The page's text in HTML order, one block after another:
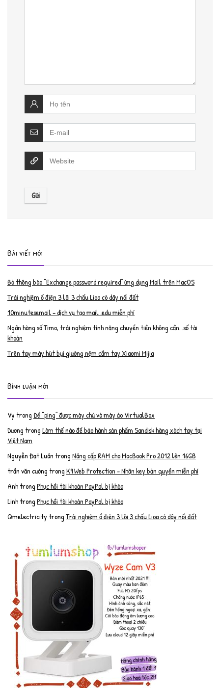
Bài viết mới
Bỏ thông báo “Exchange password required” ứng dụng Mail trên MacOS
Trải nghiệm ổ điện 3 lõi 3 chấu Lioa có dây nối đất
10minutesemail – dịch vụ tạo mail .edu miễn phí
Ngân hàng số Timo, trải nghiệm tính năng chuyển tiền không cần…số tài
khoản
Trên tay máy hút bụi giường nệm cầm tay Xiaomi Mijia
Bình luận mới
Vy trongĐể “ping” được máy chủ và máy ảo VirtualBox
Dương trongLàm thế nào để bảo hành sản phẩm Sandisk hàng xách tay tại
Việt Nam
Nguyễn Đạt Luân trongNâng cấp RAM cho MacBook Pro 2012 lên 16GB
trần văn cường trongK9 Web Protection – Nhận key bản quyền miễn phí
AnhtrongPhục hồi tài khoản PayPal bị khóa
LinhtrongPhục hồi tài khoản PayPal bị khóa
Qmelectricity trongTrải nghiệm ổ điện 3 lõi 3 chấu Lioa có dây nối đất